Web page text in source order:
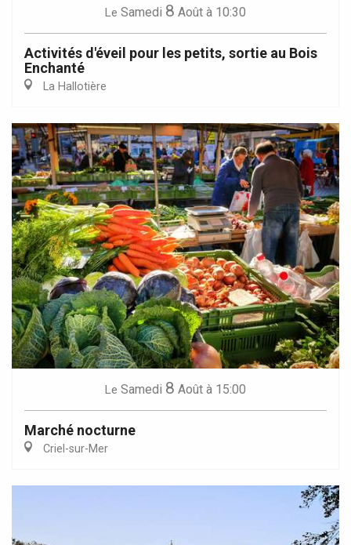
Le Samedi 8 Août à 10:30
Activités d'éveil pour les petits, sortie au Bois
Enchanté
La Hallotière
Le Samedi 8 Août à 15:00
Marché nocturne
Criel-sur-Mer